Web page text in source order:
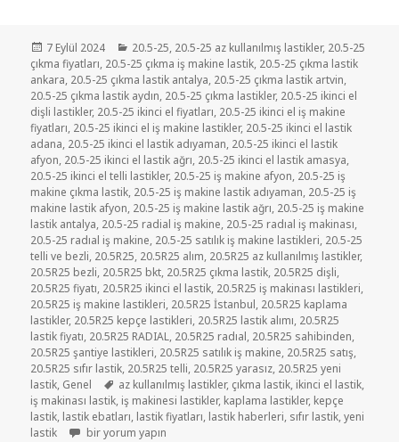
Yayın
tarihi
7 Eylül 2024 Kategoriler
20.5-25, 20.5-25 az kullanılmış lastikler, 20.5-25
çıkma fiyatları, 20.5-25 çıkma iş makine lastik, 20.5-25 çıkma lastik
ankara, 20.5-25 çıkma lastik antalya, 20.5-25 çıkma lastik artvin,
20.5-25 çıkma lastik aydın, 20.5-25 çıkma lastikler, 20.5-25 ikinci el
dişli lastikler, 20.5-25 ikinci el fiyatları, 20.5-25 ikinci el iş makine
fiyatları, 20.5-25 ikinci el iş makine lastikler, 20.5-25 ikinci el lastik
adana, 20.5-25 ikinci el lastik adıyaman, 20.5-25 ikinci el lastik
afyon, 20.5-25 ikinci el lastik ağrı, 20.5-25 ikinci el lastik amasya,
20.5-25 ikinci el telli lastikler, 20.5-25 iş makine afyon, 20.5-25 iş
makine çıkma lastik, 20.5-25 iş makine lastik adıyaman, 20.5-25 iş
makine lastik afyon, 20.5-25 iş makine lastik ağrı, 20.5-25 iş makine
lastik antalya, 20.5-25 radial iş makine, 20.5-25 radıal iş makinası,
20.5-25 radıal iş makine, 20.5-25 satılık iş makine lastikleri, 20.5-25
telli ve bezli, 20.5R25, 20.5R25 alım, 20.5R25 az kullanılmış lastikler,
20.5R25 bezli, 20.5R25 bkt, 20.5R25 çıkma lastik, 20.5R25 dişli,
20.5R25 fiyatı, 20.5R25 ikinci el lastik, 20.5R25 iş makinası lastikleri,
20.5R25 iş makine lastikleri, 20.5R25 İstanbul, 20.5R25 kaplama
lastikler, 20.5R25 kepçe lastikleri, 20.5R25 lastik alımı, 20.5R25
lastik fiyatı, 20.5R25 RADIAL, 20.5R25 radıal, 20.5R25 sahibinden,
20.5R25 şantiye lastikleri, 20.5R25 satılık iş makine, 20.5R25 satış,
20.5R25 sıfır lastik, 20.5R25 telli, 20.5R25 yarasız, 20.5R25 yeni
lastik, Genel Etiketler
az kullanılmış lastikler, çıkma lastik, ikinci el lastik,
iş makinası lastik, iş makinesi lastikler, kaplama lastikler, kepçe
lastik, lastik ebatları, lastik fiyatları, lastik haberleri, sıfır lastik,yeni
lastik
20.5-25 YARASIZ İŞ MAKİNE LASTİKLER için
bir yorum yapın